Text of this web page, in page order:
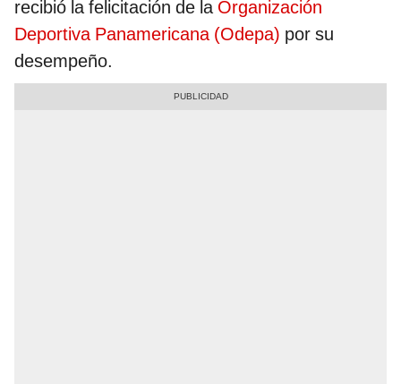
recibió la felicitación de la Organización
Deportiva Panamericana (Odepa) por su
desempeño.